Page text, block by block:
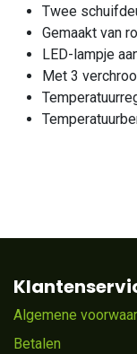
Twee
Gemaakt van
LED-lampje
Met 3
Algemene
Betalen